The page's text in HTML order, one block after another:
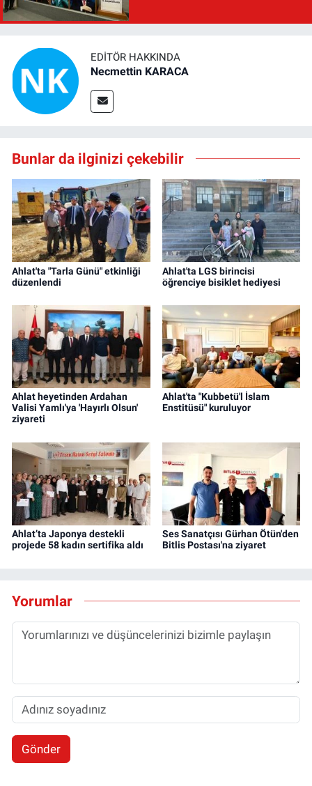
EDITÖR HAKKINDA
Necmettin KARACA
Bunlar da ilginizi çekebilir
Ahlat'ta "Tarla Günü" etkinliği
düzenlendi
Ahlat'ta LGS birincisi
öğrenciye bisiklet hediyesi
Ahlat heyetinden Ardahan
Valisi Yamlı'ya 'Hayırlı Olsun'
ziyareti
Ahlat'ta "Kubbetü'l İslam
Enstitüsü" kuruluyor
Ahlat’ta Japonya destekli
projede 58 kadın sertifika aldı
Ses Sanatçısı Gürhan Ötün'den
Bitlis Postası'na ziyaret
Yorumlar
Gönder